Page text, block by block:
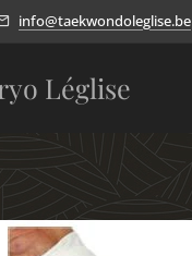
info@taekwondoleglise.be
Léglise